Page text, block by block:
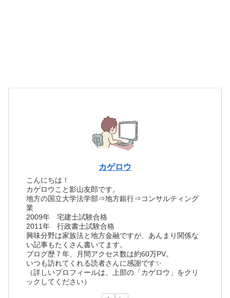
カゲロウ
こんにちは！
カゲロウこと影山友郎です。
地方の国立大学法学部⇒地方銀行⇒コンサルティング
業
2009年 宅建士試験合格
2011年 行政書士試験合格
興味分野は家族法と地方金融ですが、あんまり関係な
い記事もたくさん書いてます。
ブログ歴７年、月間アクセス数は約60万PV。
いつも訪れてくれる読者さんに感謝です✨
（詳しいプロフィールは、上部の「カゲロウ」をクリ
ックしてください）